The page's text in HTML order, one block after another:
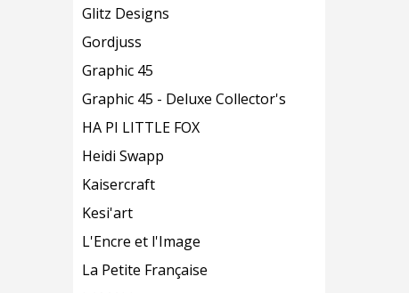
Glitz Designs
Gordjuss
Graphic 45
Graphic 45 - Deluxe Collector's
HA PI LITTLE FOX
Heidi Swapp
Kaisercraft
Kesi'art
L'Encre et l'Image
La Petite Française